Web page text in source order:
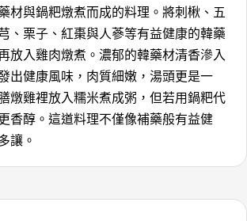
材與鍋粑燉煮而成的料理。將刺楸、五
、栗子、紅棗與人蔘等有益健康的韓藥
放入雞肉燉煮。濃郁的韓藥材清香滲入
出健康風味，肉質細嫩，湯頭更是一
燉雞裡放入糯米煮成粥，但若用鍋粑代
香醇。這道料理不僅像補藥般有益健
讓。